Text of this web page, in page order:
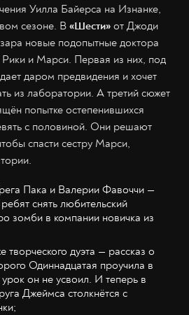
Уилла Байерса на Изнанке,
сезоне. В «Шести» от Джоди
новые подопытные доктора
и Марси. Первая из них, под
даром предвидения и хочет
из лаборатории. А третий сюжет
попытке остепенившихся
с половиной. Они решают
спасти сестру Марси,
Пака и Валерии Фавоччи —
снять любительский
зомби в компании новичка из
творческого дуэта — рассказ о
Одиннадцатая проучила в
он не усвоил. И теперь в
Джеймса столкнётся с